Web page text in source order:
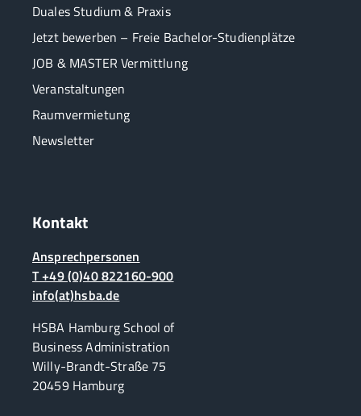
Duales Studium & Praxis
Jetzt bewerben – Freie Bachelor-Studienplätze
JOB & MASTER Vermittlung
Veranstaltungen
Raumvermietung
Newsletter
Kontakt
Ansprechpersonen
T +49 (0)40 822160-900
info(at)hsba.de
HSBA Hamburg School of
Business Administration
Willy-Brandt-Straße 75
20459 Hamburg